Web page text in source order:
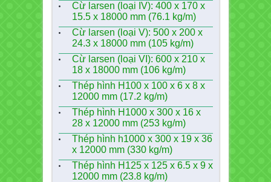
Cừ larsen (loại IV): 400 x 170 x
15.5 x 18000 mm (76.1 kg/m)
Cừ larsen (loại V): 500 x 200 x
24.3 x 18000 mm (105 kg/m)
Cừ larsen (loại VI): 600 x 210 x
18 x 18000 mm (106 kg/m)
Thép hình H100 x 100 x 6 x 8 x
12000 mm (17.2 kg/m)
Thép hình H1000 x 300 x 16 x
28 x 12000 mm (253 kg/m)
Thép hình h1000 x 300 x 19 x 36
x 12000 mm (330 kg/m)
Thép hình H125 x 125 x 6.5 x 9 x
12000 mm (23.8 kg/m)